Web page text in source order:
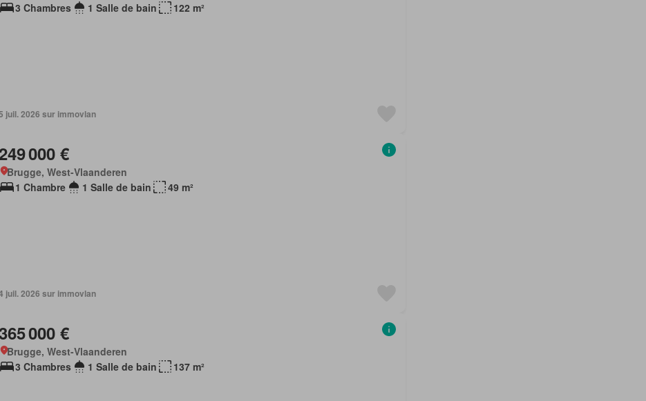
3 Chambres
1 Salle de bain 122 m²
juil. 2026 sur immovlan
000 €
Brugge, West-Vlaanderen
1 Chambre
1 Salle de bain 49 m²
juil. 2026 sur immovlan
365 000 €
Brugge, West-Vlaanderen
3 Chambres
1 Salle de bain 137 m²